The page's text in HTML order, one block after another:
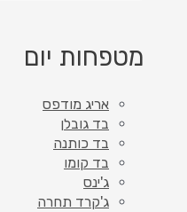
מטפחות יום
אריג מודפס
בד גובלן
בד כותנה
בד קומו
ג'ינס
ג'קרד תחרה